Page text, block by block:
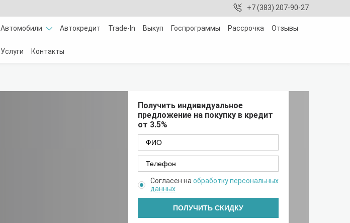
+7 (383) 207-90-27
Автомобили Автокредит Trade-In Выкуп Госпрограммы Рассрочка Отзывы
Услуги Контакты
Получить индивидуальное
предложение на покупку в кредит
от 3.5%
Согласен на обработку персональных
данных
ПОЛУЧИТЬ СКИДКУ